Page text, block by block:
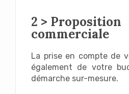
2 > Proposition
commerciale
La prise en compte de
également de votre
démarche sur-mesure.